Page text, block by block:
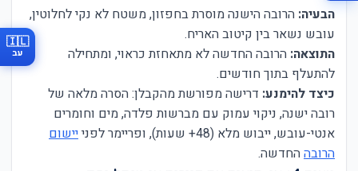
הבעיה: הרובה הישנה מוסרת בחפזון, משטח לא נקי לחלוטין,
עובש נשאר בין קיטוב האריח.
התוצאה: הרובה החדשה לא מתאחזת כראוי, ומתחילה
להתעלף בתוך חודשים.
כיצד להימנע: דרישה מפורשת מהקבלן: הסרה מלאה של
רובה ישנה, ניקוי עמוק עם מברשות פלדה, מים וחומרים
אנטי-עובש, ייבוש מלא (48+ שעות), ופריימר לפני
יישום
הרובה החדשה.
🇮🇱
עב